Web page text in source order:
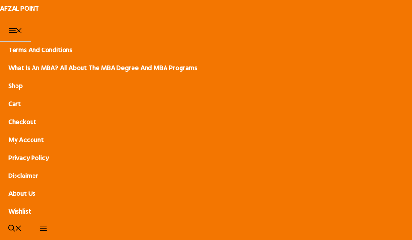
S
AFZAL POINT
E
N
U
Terms And Conditions
What Is An MBA? All About The MBA Degree And MBA Programs
Shop
Cart
Checkout
My Account
Privacy Policy
Disclaimer
About Us
Wishlist